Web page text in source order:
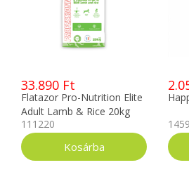
33.890 Ft
Flatazor Pro-Nutrition Elite
Adult Lamb & Rice 20kg
111220